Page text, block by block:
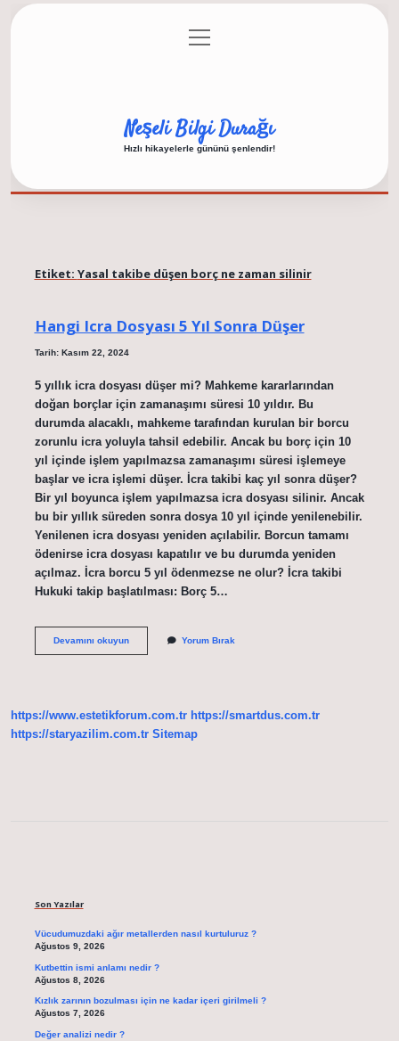
Gizlilik Politikası
menüyü
aç
Neşeli Bilgi Durağı
Hızlı hikayelerle gününü şenlendir!
Etiket: Yasal takibe düşen borç ne zaman silinir
Hangi Icra Dosyası 5 Yıl Sonra Düşer
Tarih: Kasım 22, 2024
5 yıllık icra dosyası düşer mi? Mahkeme kararlarından
doğan borçlar için zamanaşımı süresi 10 yıldır. Bu
durumda alacaklı, mahkeme tarafından kurulan bir borcu
zorunlu icra yoluyla tahsil edebilir. Ancak bu borç için 10
yıl içinde işlem yapılmazsa zamanaşımı süresi işlemeye
başlar ve icra işlemi düşer. İcra takibi kaç yıl sonra düşer?
Bir yıl boyunca işlem yapılmazsa icra dosyası silinir. Ancak
bu bir yıllık süreden sonra dosya 10 yıl içinde yenilenebilir.
Yenilenen icra dosyası yeniden açılabilir. Borcun tamamı
ödenirse icra dosyası kapatılır ve bu durumda yeniden
açılmaz. İcra borcu 5 yıl ödenmezse ne olur? İcra takibi
Hukuki takip başlatılması: Borç 5…
Devamını okuyunHangi
Düşer
Yorum Bırak
https://www.estetikforum.com.tr https://smartdus.com.tr
https://staryazilim.com.tr Sitemap
Son Yazılar
Vücudumuzdaki ağır metallerden nasıl kurtuluruz ?
Ağustos 9, 2026
Kutbettin ismi anlamı nedir ?
Ağustos 8, 2026
Kızlık zarının bozulması için ne kadar içeri girilmeli ?
Ağustos 7, 2026
Değer analizi nedir ?